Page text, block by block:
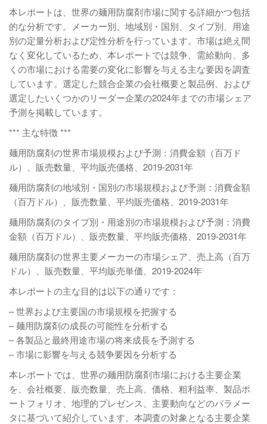
本レポートは、世界の麺用防腐剤市場に関する詳細かつ包括
的な分析です。メーカー別、地域別・国別、タイプ別、用途
別の定量分析および定性分析を行っています。市場は絶え間
なく変化しているため、本レポートでは競争、需給動向、多
くの市場における需要の変化に影響を与える主な要因を調査
しています。選定した競合企業の会社概要と製品例、および
選定したいくつかのリーダー企業の2024年までの市場シェア
予測を掲載しています。
*** 主な特徴 ***
麺用防腐剤の世界市場規模および予測：消費金額（百万ド
ル）、販売数量、平均販売価格、2019-2031年
麺用防腐剤の地域別・国別の市場規模および予測：消費金額
（百万ドル）、販売数量、平均販売価格、2019-2031年
麺用防腐剤のタイプ別・用途別の市場規模および予測：消費
金額（百万ドル）、販売数量、平均販売価格、2019-2031年
麺用防腐剤の世界主要メーカーの市場シェア、売上高（百万
ドル）、販売数量、平均販売単価、2019-2024年
本レポートの主な目的は以下の通りです：
– 世界および主要国の市場規模を把握する
– 麺用防腐剤の成長の可能性を分析する
– 各製品と最終用途市場の将来成長を予測する
– 市場に影響を与える競争要因を分析する
本レポートでは、世界の麺用防腐剤市場における主要企業
を、会社概要、販売数量、売上高、価格、粗利益率、製品ポ
ートフォリオ、地理的プレゼンス、主要動向などのパラメー
タに基づいて紹介しています。本調査の対象となる主要企業